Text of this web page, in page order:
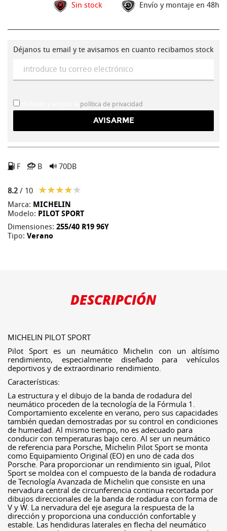
Sin stock Envío y montaje en 48h
Déjanos tu email y te avisamos en cuanto recibamos stock
política de privacidad
F B 70DB
8.2 / 10
Marca: MICHELIN
Modelo: PILOT SPORT
Dimensiones: 255/40 R19 96Y
Tipo: Verano
DESCRIPCIÓN
MICHELIN PILOT SPORT
Pilot Sport es un neumático Michelin con un altísimo
rendimiento, especialmente diseñado para vehículos
deportivos y de extraordinario rendimiento.
Características:
La estructura y el dibujo de la banda de rodadura del
neumático proceden de la tecnología de la Fórmula 1.
Comportamiento excelente en verano, pero sus capacidades
también quedan demostradas por su control en condiciones
de humedad. Al mismo tiempo, no es adecuado para
conducir con temperaturas bajo cero. Al ser un neumático
de referencia para Porsche, Michelin Pilot Sport se monta
como Equipamiento Original (EO) en uno de cada dos
Porsche. Para proporcionar un rendimiento sin igual, Pilot
Sport se moldea con el compuesto de la banda de rodadura
de Tecnología Avanzada de Michelin que consiste en una
nervadura central de circunferencia continua recortada por
dibujos direccionales de la banda de rodadura con forma de
V y W. La nervadura del eje asegura la respuesta de la
dirección y proporciona una conducción confortable y
estable. Las hendiduras laterales en flecha del neumático